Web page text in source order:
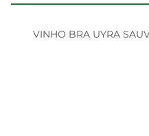
VINHO BRA UYRA